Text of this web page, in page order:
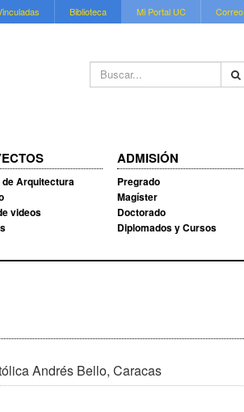
Biblioteca Mi Portal UC Correo
Buscar...
Arquitectura
videos
ADMISIÓN
Pregrado
Magíster
Doctorado
Diplomados y Cursos
Andrés Bello, Caracas